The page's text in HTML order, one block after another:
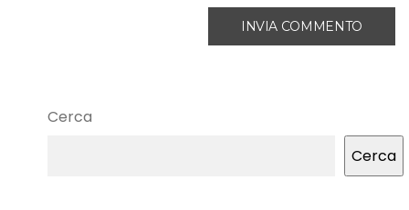
Cerca
Cerca